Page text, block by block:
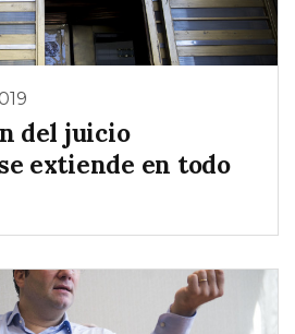
del juicio
extiende en todo